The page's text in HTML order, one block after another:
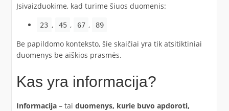
Įsivaizduokime, kad turime šiuos duomenis:​
23 , 45 , 67 , 89
Be papildomo konteksto, šie skaičiai yra tik atsitiktiniai
duomenys be aiškios prasmės.​
Kas yra informacija?
Informacija– tai duomenys, kurie buvo apdoroti,